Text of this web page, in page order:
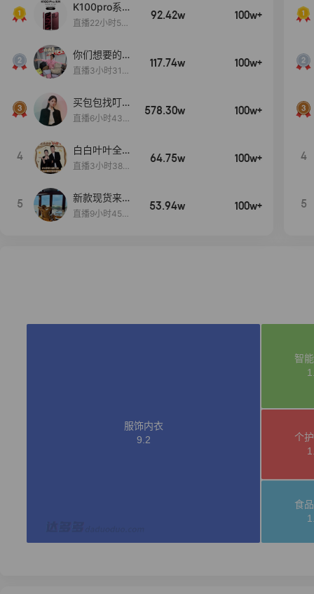
K100pro系列
新品预约中~
直播22小时5分
92.42w 100w+
你们想要的
包！终于来
意！
直播3小时31分
117.74w 100w+
买包包找叮
当,一折购！
直播6小时43分
578.30w 100w+
4
白白叶叶全品
类好物补贴节
直播3小时38分
64.75w 100w+
5
新款现货来了
～
直播9小时45分
53.94w 100w+
4
5